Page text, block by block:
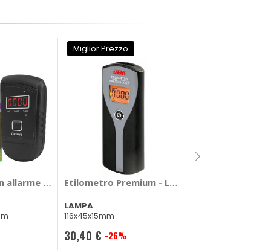
- KIKSAFE
Miglior Prezzo
Etilometro Premium - LAMPA
LAMPA
116x45x15mm
Prezzo
30,40 € -26%